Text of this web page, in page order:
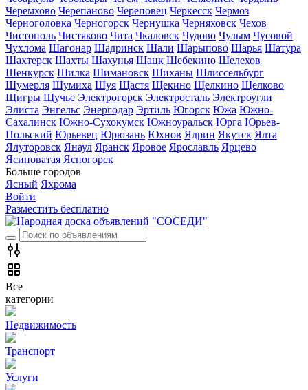
Черемхово Черепаново Череповец Черкесск Чермоз
Черноголовка Черногорск Чернушка Черняховск Чехов
Чистополь Чистяково Чита Чкаловск Чудово Чулым Чусовой
Чухлома Шагонар Шадринск Шали Шарыпово Шарья Шатура
Шахтерск Шахты Шахунья Шацк Шебекино Шелехов
Шенкурск Шилка Шимановск Шиханы Шлиссельбург
Шумерля Шумиха Шуя Щастя Щекино Щелкино Щелково
Щигры Щучье Электрогорск Электросталь Электроугли
Элиста Энгельс Энергодар Эртиль Югорск Южа Южно-
Сахалинск Южно-Сухокумск Южноуральск Юрга Юрьев-
Польский Юрьевец Юрюзань Юхнов Ядрин Якутск Ялта
Ялуторовск Янаул Яранск Яровое Ярославль Ярцево
Ясиноватая Ясногорск
Больше городов
Ясный Яхрома
Войти
Разместить бесплатно
Все
категории
Недвижимость
Транспорт
Услуги